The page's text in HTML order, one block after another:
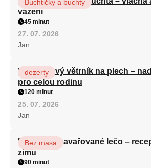
vážení
Buchtičky a buchty
45 minut
27. 07. 2026
Jan
Karamelový větrník na plech –
pro celou rodinu
dezerty
120 minut
25. 07. 2026
Jan
Babiččino zavařované lečo –
zimu
Bez masa
90 minut